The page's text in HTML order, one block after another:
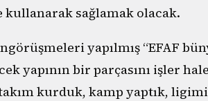
sağlamak olacak.
yapılmış “EFAF
yapının bir parçasını işler
kurduk, kamp yaptık,